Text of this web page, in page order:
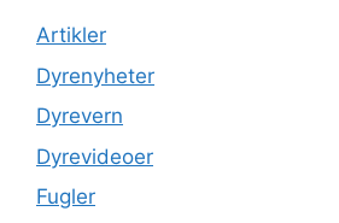
Artikler
Dyrenyheter
Dyrevern
Dyrevideoer
Fugler